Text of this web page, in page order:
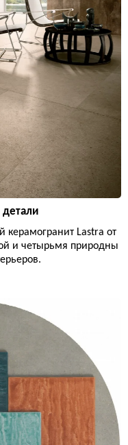
детали
Lastra от
и четырьмя природны